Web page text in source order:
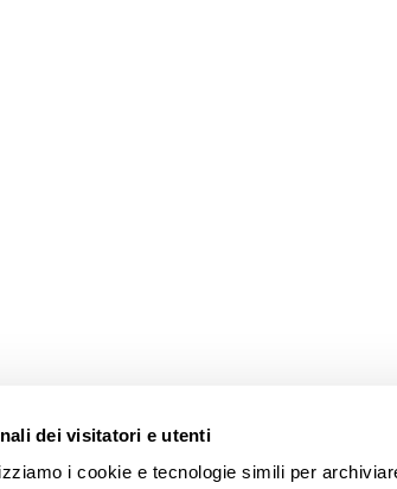
dei visitatori e utenti
i cookie e tecnologie simili per